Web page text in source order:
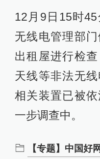
12月9日15时
无线电管理部
出租屋进行检查
天线等非法无
相关装置已被
一步调查中。
【专题】中国好